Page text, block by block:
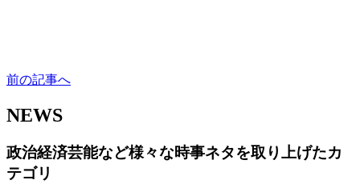
前の記事へ
NEWS
政治経済芸能など様々な時事ネタを取り上げたカ
テゴリ